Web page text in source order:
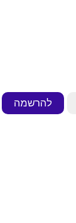
להרשמה